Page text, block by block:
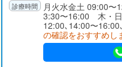
月火水金土 09:00
3:30〜16:00 木・
12:00､14:00〜
の確認をおすすめし